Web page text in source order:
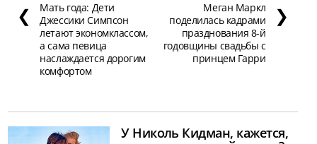
❮
Мать года: Дети
Джессики Симпсон
летают экономклассом,
а сама певица
наслаждается дорогим
комфортом
Меган Маркл
поделилась кадрами
празднования 8-й
годовщины свадьбы с
принцем Гарри
❯
У Николь Кидман, кажется,